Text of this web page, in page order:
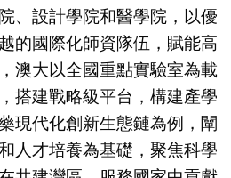
、設計學院和醫學院，以優
的國際化師資隊伍，賦能高
澳大以全國重點實驗室為載
搭建戰略級平台，構建產學
現代化創新生態鏈為例，闡
人才培養為基礎，聚焦科學